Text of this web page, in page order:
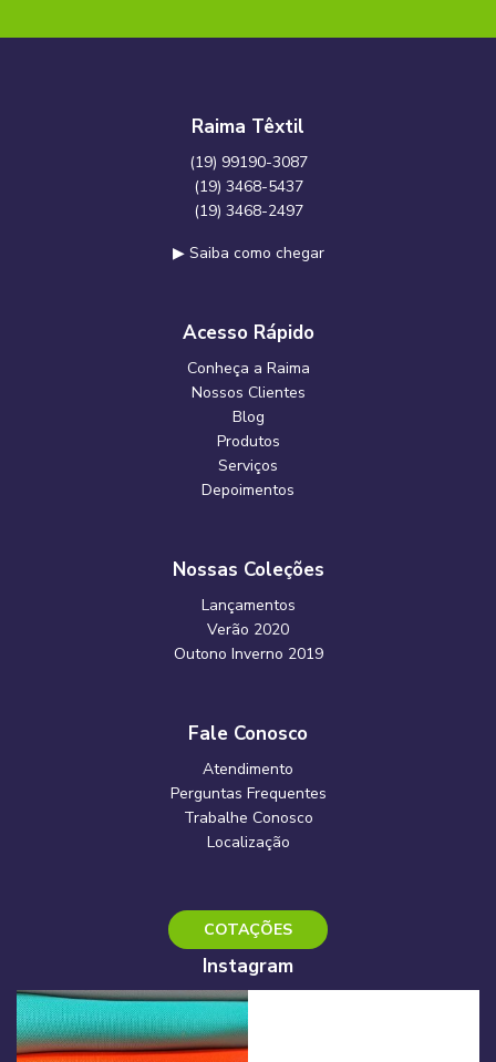
Raima Têxtil
(19) 99190-3087
(19) 3468-5437
(19) 3468-2497
▶ Saiba como chegar
Acesso Rápido
Conheça a Raima
Nossos Clientes
Blog
Produtos
Serviços
Depoimentos
Nossas Coleções
Lançamentos
Verão 2020
Outono Inverno 2019
Fale Conosco
Atendimento
Perguntas Frequentes
Trabalhe Conosco
Localização
COTAÇÕES
Instagram